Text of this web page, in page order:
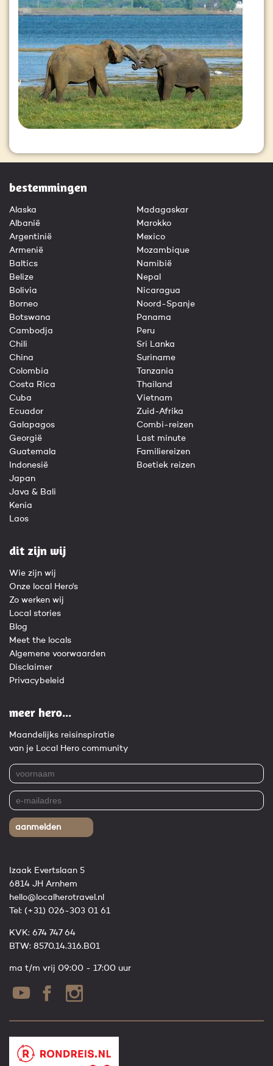
bestemmingen
Alaska
Albanië
Argentinië
Armenië
Baltics
Belize
Bolivia
Borneo
Botswana
Cambodja
Chili
China
Colombia
Costa Rica
Cuba
Ecuador
Galapagos
Georgië
Guatemala
Indonesië
Japan
Java & Bali
Kenia
Laos
Madagaskar
Marokko
Mexico
Mozambique
Namibië
Nepal
Nicaragua
Noord-Spanje
Panama
Peru
Sri Lanka
Suriname
Tanzania
Thailand
Vietnam
Zuid-Afrika
Combi-reizen
Last minute
Familiereizen
Boetiek reizen
dit zijn wij
Wie zijn wij
Onze local Hero's
Zo werken wij
Local stories
Blog
Meet the locals
Algemene voorwaarden
Disclaimer
Privacybeleid
meer hero...
Maandelijks reisinspiratie
van je Local Hero community
aanmelden
Izaak Evertslaan 5
6814 JH Arnhem
hello@localherotravel.nl
Tel: (+31) 026-303 01 61
KVK: 674 747 64
BTW: 8570.14.316.B01
ma t/m vrij 09:00 - 17:00 uur